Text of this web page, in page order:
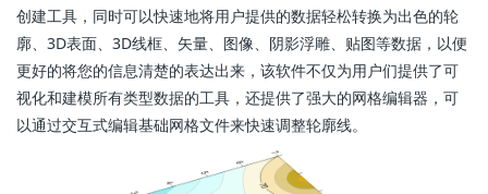
创建工具，同时可以快速地将用户提供的数据轻松转换为出色的轮
廓、3D表面、3D线框、矢量、图像、阴影浮雕、贴图等数据，以便
更好的将您的信息清楚的表达出来，该软件不仅为用户们提供了可
视化和建模所有类型数据的工具，还提供了强大的网格编辑器，可
以通过交互式编辑基础网格文件来快速调整轮廓线。